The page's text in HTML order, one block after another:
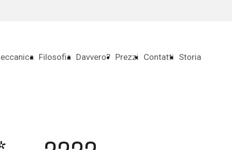
Filosofia Davvero? Prezzi Contatti Storia